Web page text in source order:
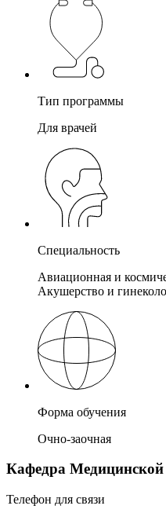
Тип программы
Для врачей
Специальность
Авиационная и
Акушерство и
Форма обучения
Очно-заочная
Кафедра Медицинской
Телефон для связи